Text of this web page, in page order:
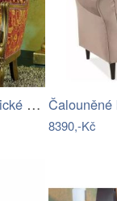
Barokní křeslo antické ztvárnění laku…
8390,-Kč